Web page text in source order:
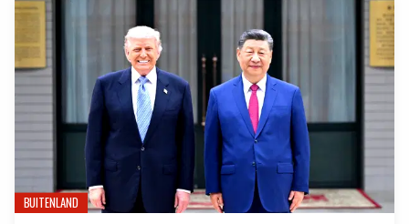
BUITENLAND